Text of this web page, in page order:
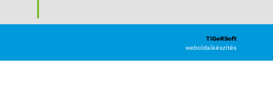
TiGeRSoft
weboldalkészítés